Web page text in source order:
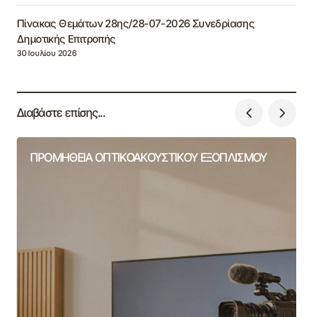
Πίνακας Θεμάτων 28ης/28-07-2026 Συνεδρίασης
Δημοτικής Επιτροπής
30 Ιουλίου 2026
Διαβάστε επίσης...
ΠΡΟΜΗΘΕΙΑ ΟΠΤΙΚΟΑΚΟΥΣΤΙΚΟΥ ΕΞΟΠΛΙΣΜΟΥ